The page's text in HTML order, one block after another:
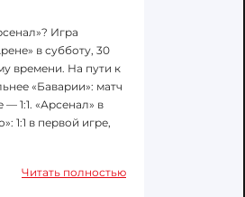
Игра
в субботу, 30
времени. На пути к
«Баварии»: матч
1:1. «Арсенал» в
1:1 в первой игре,
Читать полностью